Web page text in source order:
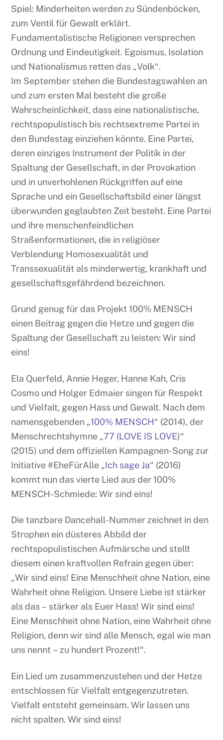
Spiel: Minderheiten werden zu Sündenböcken,
zum Ventil für Gewalt erklärt.
Fundamentalistische Religionen versprechen
Ordnung und Eindeutigkeit. Egoismus, Isolation
und Nationalismus retten das „Volk“.
Im September stehen die Bundestagswahlen an
und zum ersten Mal besteht die große
Wahrscheinlichkeit, dass eine nationalistische,
rechtspopulistisch bis rechtsextreme Partei in
den Bundestag einziehen könnte. Eine Partei,
deren einziges Instrument der Politik in der
Spaltung der Gesellschaft, in der Provokation
und in unverhohlenen Rückgriffen auf eine
Sprache und ein Gesellschaftsbild einer längst
überwunden geglaubten Zeit besteht. Eine Partei
und ihre menschenfeindlichen
Straßenformationen, die in religiöser
Verblendung Homosexualität und
Transsexualität als minderwertig, krankhaft und
gesellschaftsgefährdend bezeichnen.
Grund genug für das Projekt 100% MENSCH
einen Beitrag gegen die Hetze und gegen die
Spaltung der Gesellschaft zu leisten: Wir sind
eins!
Ela Querfeld, Annie Heger, Hanne Kah, Cris
Cosmo und Holger Edmaier singen für Respekt
und Vielfalt, gegen Hass und Gewalt. Nach dem
namensgebenden „100% MENSCH“ (2014), der
Menschrechtshymne „77 (LOVE IS LOVE)“
(2015) und dem offiziellen Kampagnen-Song zur
Initiative #EheFürAlle „Ich sage Ja“ (2016)
kommt nun das vierte Lied aus der 100%
MENSCH-Schmiede: Wir sind eins!
Die tanzbare Dancehall-Nummer zeichnet in den
Strophen ein düsteres Abbild der
rechtspopulistischen Aufmärsche und stellt
diesem einen kraftvollen Refrain gegen über:
„Wir sind eins! Eine Menschheit ohne Nation, eine
Wahrheit ohne Religion. Unsere Liebe ist stärker
als das – stärker als Euer Hass! Wir sind eins!
Eine Menschheit ohne Nation, eine Wahrheit ohne
Religion, denn wir sind alle Mensch, egal wie man
uns nennt – zu hundert Prozent!“.
Ein Lied um zusammenzustehen und der Hetze
entschlossen für Vielfalt entgegenzutreten.
Vielfalt entsteht gemeinsam. Wir lassen uns
nicht spalten. Wir sind eins!